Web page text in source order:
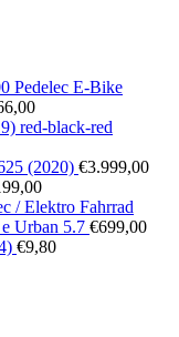
Pedelec E-Bike
red-black-red
(2020) €3.999,00
/ Elektro Fahrrad
Urban 5.7 €699,00
€9,80